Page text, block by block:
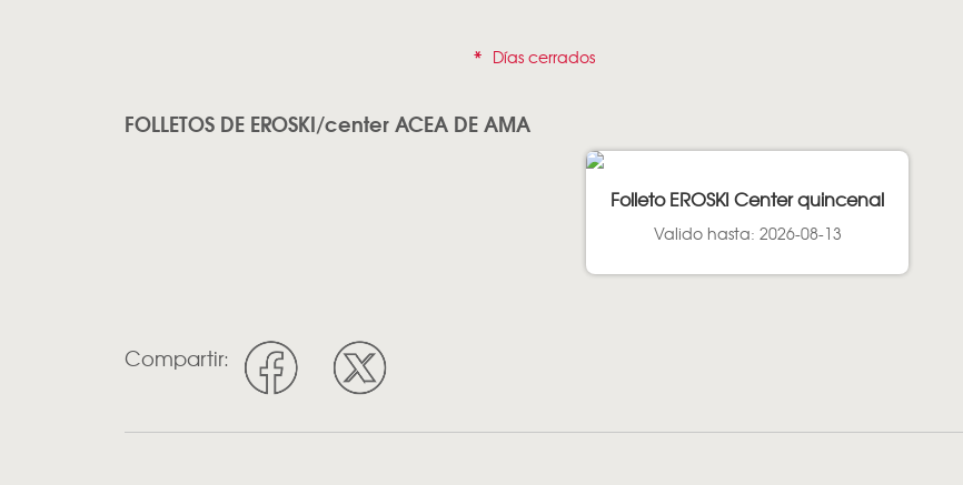
* Días cerrados
FOLLETOS DE EROSKI/center ACEA DE AMA
Folleto EROSKI Center quincenal
Valido hasta: 2026-08-13
Compartir: